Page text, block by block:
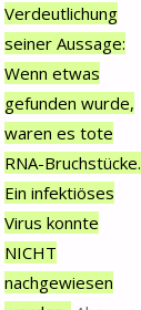
Verdeutlichung
seiner Aussage:
Wenn etwas
gefunden wurde,
waren es tote
RNA-Bruchstücke.
Ein infektiöses
Virus konnte
NICHT
nachgewiesen